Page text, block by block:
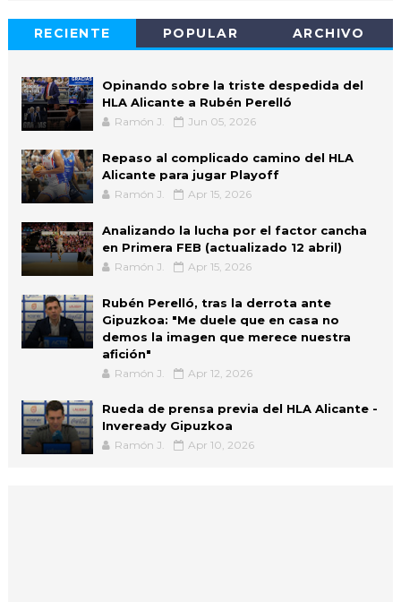
RECIENTE POPULAR ARCHIVO
Opinando sobre la triste despedida del
HLA Alicante a Rubén Perelló
Ramón J. Jun 05, 2026
Repaso al complicado camino del HLA
Alicante para jugar Playoff
Ramón J. Apr 15, 2026
Analizando la lucha por el factor cancha
en Primera FEB (actualizado 12 abril)
Ramón J. Apr 15, 2026
Rubén Perelló, tras la derrota ante
Gipuzkoa: "Me duele que en casa no
demos la imagen que merece nuestra
afición"
Ramón J. Apr 12, 2026
Rueda de prensa previa del HLA Alicante -
Inveready Gipuzkoa
Ramón J. Apr 10, 2026